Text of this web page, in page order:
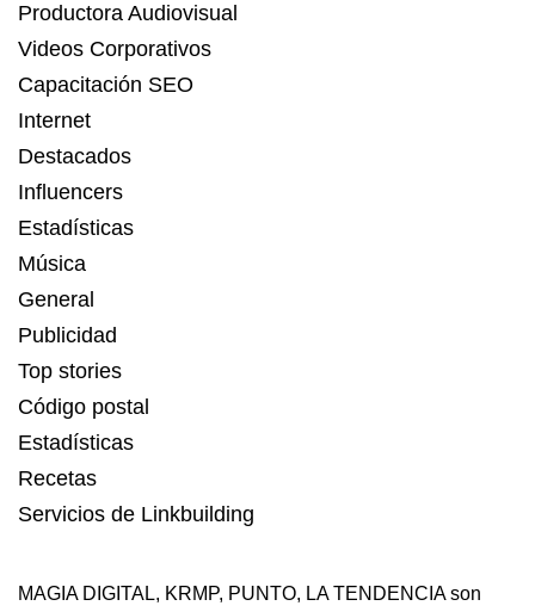
Productora Audiovisual
Videos Corporativos
Capacitación SEO
Internet
Destacados
Influencers
Estadísticas
Música
General
Publicidad
Top stories
Código postal
Estadísticas
Recetas
Servicios de Linkbuilding
MAGIA DIGITAL, KRMP, PUNTO, LA TENDENCIAson